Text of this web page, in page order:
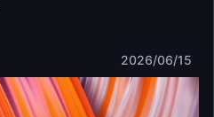
2026/06/15